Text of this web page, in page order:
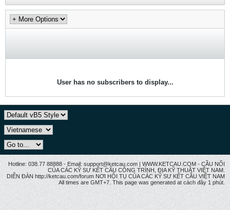
User has no subscribers to display...
Hotline: 038.77 88888 - Email: support@ketcau.com | WWW.KETCAU.COM - CẦU NỐI
CỦA CÁC KỸ SƯ KẾT CẤU CÔNG TRÌNH, ĐỊA KỸ THUẬT VIỆT NAM.
DIỄN ĐÀN http://ketcau.com/forum NƠI HỘI TỤ CỦA CÁC KỸ SƯ KẾT CÂU VIỆT NAM
All times are GMT+7. This page was generated at cách đây 1 phút.